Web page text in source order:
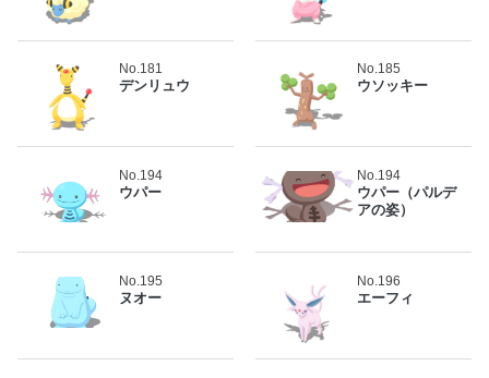
No.181
デンリュウ
No.185
ウソッキー
No.194
ウパー
No.194
ウパー（パルデ
アの姿）
No.195
ヌオー
No.196
エーフィ